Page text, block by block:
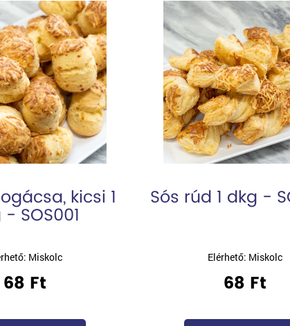
kicsi 1
SOS001
Miskolc
68 Ft
Sós rúd 1 dkg -
Elérhető: Miskolc
68 Ft